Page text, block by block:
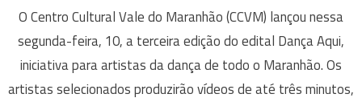
O Centro Cultural Vale do Maranhão (CCVM) lançou nessa
segunda-feira, 10, a terceira edição do edital Dança Aqui,
iniciativa para artistas da dança de todo o Maranhão. Os
artistas selecionados produzirão vídeos de até três minutos,